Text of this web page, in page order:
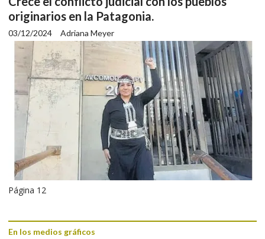
originarios en la Patagonia.
Adriana Meyer
03/12/2024
Página 12
En los medios gráficos